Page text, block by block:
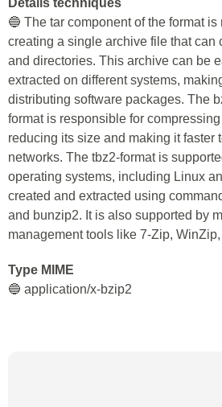
Détails techniques
🔵 The tar component of the format
creating a single archive file that can
and directories. This archive can be
extracted on different systems,
distributing software packages. The
format is responsible for
reducing its size and making it faster
networks. The tbz2-format is
operating systems, including Linux
created and extracted using
and bunzip2. It is also supported by
management tools like 7-Zip,
Type MIME
🔵 application/x-bzip2